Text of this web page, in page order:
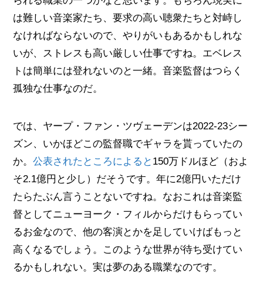
は難しい音楽家たち、要求の高い聴衆たちと対峙し
なければならないので、やりがいもあるかもしれな
いが、ストレスも高い厳しい仕事ですね。エベレス
トは簡単には登れないのと一緒。音楽監督はつらく
孤独な仕事なのだ。
では、ヤープ・ファン・ツヴェーデンは2022-23シー
ズン、いかほどこの監督職でギャラを貰っていたの
か。公表されたところによると 150万ドルほど（およ
そ2.1億円と少し）だそうです。年に2億円いただけ
たらたぶん言うことないですね。なおこれは音楽監
督としてニューヨーク・フィルからだけもらってい
るお金なので、他の客演とかを足していけばもっと
高くなるでしょう。このような世界が待ち受けてい
るかもしれない。実は夢のある職業なのです。